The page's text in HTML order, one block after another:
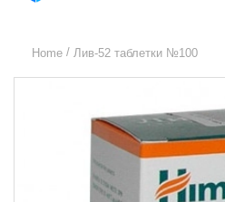
Home / Лив-52 таблетки №100